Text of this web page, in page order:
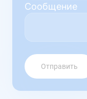
Сообщение
Отправить